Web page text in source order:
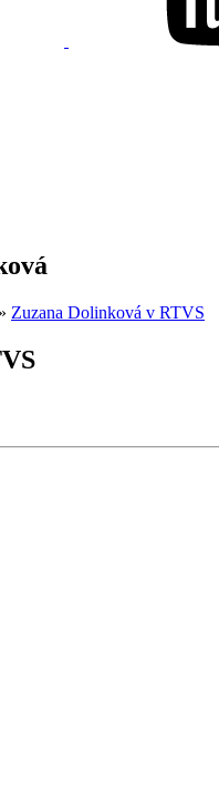
» Zuzana Dolinková v RTVS